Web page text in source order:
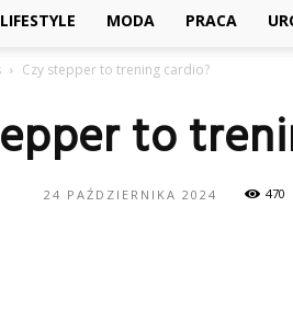
LIFESTYLE MODA PRACA
Czy stepper to trening cardio?
to
24 PAŹDZIERNIKA 2024 470